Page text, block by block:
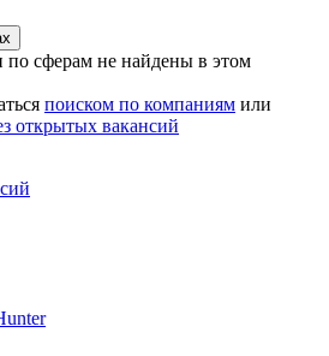
сферам не найдены в этом
поиском по компаниям или
открытых вакансий